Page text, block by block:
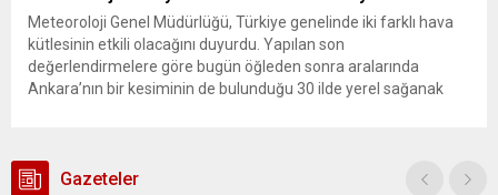
Meteoroloji Genel Müdürlüğü, Türkiye genelinde iki farklı hava
kütlesinin etkili olacağını duyurdu. Yapılan son
değerlendirmelere göre bugün öğleden sonra aralarında
Ankara’nın bir kesiminin de bulunduğu 30 ilde yerel sağanak
Gazeteler